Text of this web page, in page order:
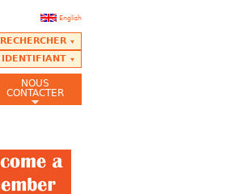
English
RECHERCHER
IDENTIFIANT
NOUS
CONTACTER